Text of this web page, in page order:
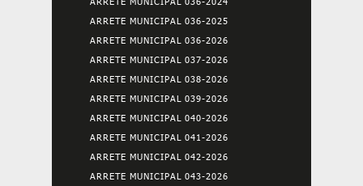
ARRETE MUNICIPAL 036-2025
ARRETE MUNICIPAL 036-2026
ARRETE MUNICIPAL 037-2026
ARRETE MUNICIPAL 038-2026
ARRETE MUNICIPAL 039-2026
ARRETE MUNICIPAL 040-2026
ARRETE MUNICIPAL 041-2026
ARRETE MUNICIPAL 042-2026
ARRETE MUNICIPAL 043-2026